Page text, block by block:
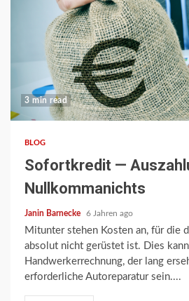
3 min read
BLOG
Sofortkredit —
Nullkommanichts
Janin Barnecke 6 Jahren ago
Mitunter stehen Kosten an, für die
absolut nicht gerüstet ist. Dies
Handwerkerrechnung, der lang
erforderliche Autoreparatur sein....